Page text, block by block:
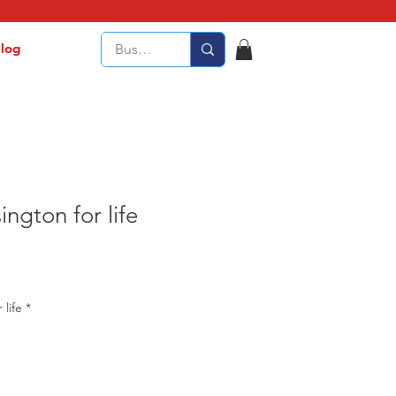
for life
life *